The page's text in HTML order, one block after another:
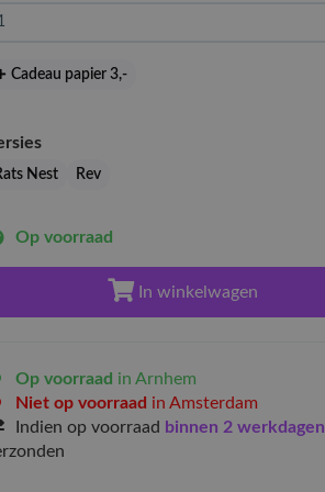
Cadeau papier 3,-
Nest Rev
Op voorraad
In winkelwagen
Op voorraad in Arnhem
Niet op voorraad in Amsterdam
Indien op voorraad binnen 2 werkdagen